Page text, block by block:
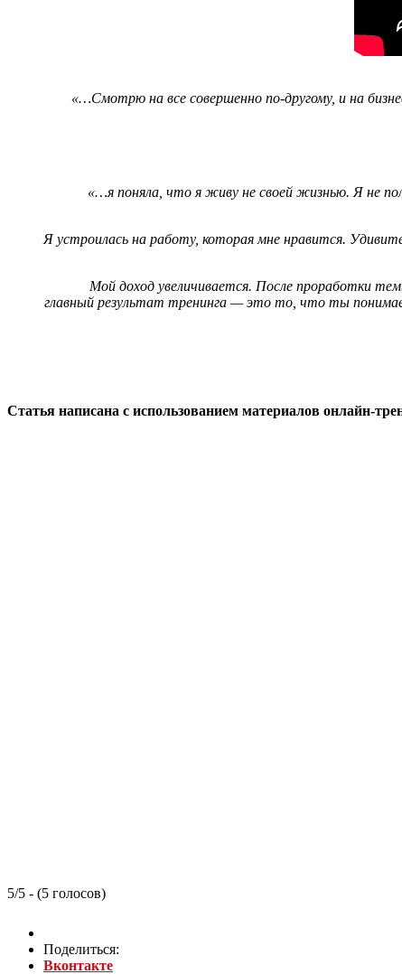
«…Смотрю на все совершенно по-другому, и на
«…я поняла, что я живу не своей жизнью. Я не
Я устроилась на работу, которая мне нравится.
Мой доход увеличивается. После проработки
главный результат тренинга — это то, что ты
Статья написана с использованием материалов онлайн-
5/5 - (5 голосов)
Поделиться:
Вконтакте